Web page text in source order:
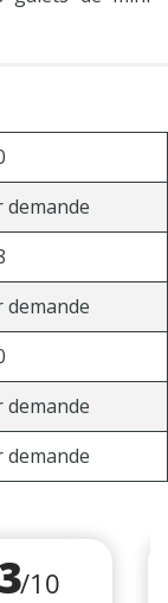
demande
demande
demande
demande